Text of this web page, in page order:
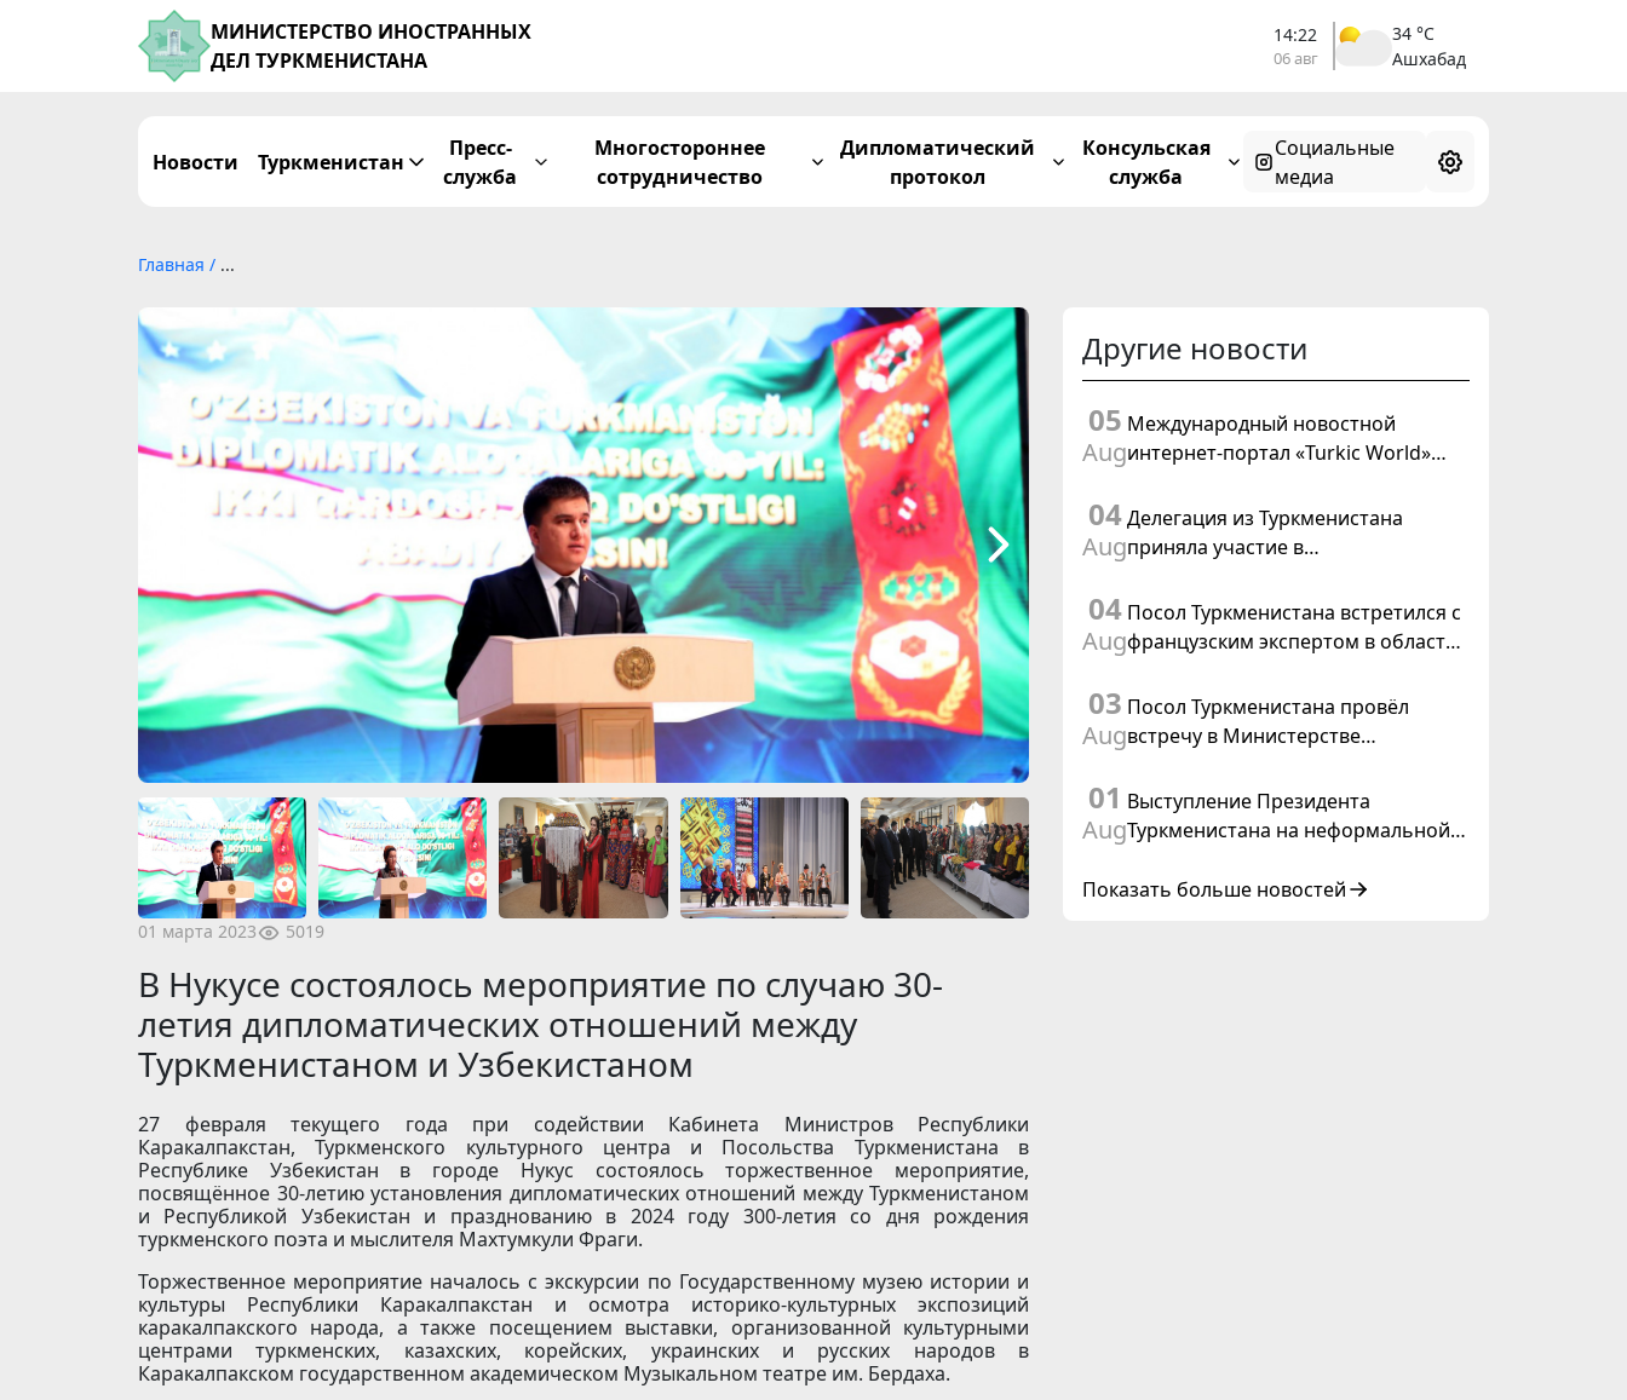
МИНИСТЕРСТВО ИНОСТРАННЫХ
ДЕЛ ТУРКМЕНИСТАНА
14:22
06 авг
34 °C
Ашхабад
Новости Туркменистан
Пресс-
служба
Многостороннее
сотрудничество
Дипломатический
протокол
Консульская
служба
Социальные
медиа
Главная / ...
01 марта 2023 5019
В Нукусе состоялось мероприятие по случаю 30-
летия дипломатических отношений между
Туркменистаном и Узбекистаном
27 февраля текущего года при содействии Кабинета Министров Республики
Каракалпакстан, Туркменского культурного центра и Посольства Туркменистана в
Республике Узбекистан в городе Нукус состоялось торжественное мероприятие,
посвящённое 30-летию установления дипломатических отношений между Туркменистаном
и Республикой Узбекистан и празднованию в 2024 году 300-летия со дня рождения
туркменского поэта и мыслителя Махтумкули Фраги.
Торжественное мероприятие началось с экскурсии по Государственному музею истории и
культуры Республики Каракалпакстан и осмотра историко-культурных экспозиций
каракалпакского народа, а также посещением выставки, организованной культурными
центрами туркменских, казахских, корейских, украинских и русских народов в
Каракалпакском государственном академическом Музыкальном театре им. Бердаха.
Другие новости
05
Aug
Международный новостной
интернет-портал «Turkic World»
подготовки и проведения
заседания Халк Маслахаты
04
Aug
Делегация из Туркменистана
приняла участие в
цифровому коридору CAREC в
Исламабаде
04
Aug
Посол Туркменистана встретился с
французским экспертом в области
03
Aug
Посол Туркменистана провёл
встречу в Министерстве
01
Aug
Выступление Президента
Туркменистана на неформальной
государств Центральной Азии и
Показать больше новостей